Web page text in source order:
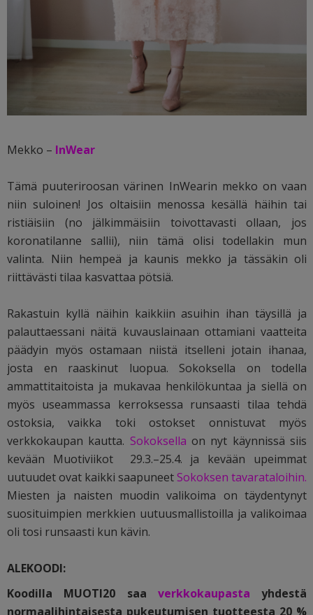
Mekko – InWear
Tämä puuteriroosan värinen InWearin mekko on vaan
niin suloinen! Jos oltaisiin menossa kesällä häihin tai
ristiäisiin (no jälkimmäisiin toivottavasti ollaan, jos
koronatilanne sallii), niin tämä olisi todellakin mun
valinta. Niin hempeä ja kaunis mekko ja tässäkin oli
riittävästi tilaa kasvattaa pötsiä.
Rakastuin kyllä näihin kaikkiin asuihin ihan täysillä ja
palauttaessani näitä kuvauslainaan ottamiani vaatteita
päädyin myös ostamaan niistä itselleni jotain ihanaa,
josta en raaskinut luopua. Sokoksella on todella
ammattitaitoista ja mukavaa henkilökuntaa ja siellä on
myös useammassa kerroksessa runsaasti tilaa tehdä
ostoksia, vaikka toki ostokset onnistuvat myös
verkkokaupan kautta. Sokoksella on nyt käynnissä siis
kevään Muotiviikot 29.3.–25.4. ja kevään upeimmat
uutuudet ovat kaikki saapuneetSokoksen tavarataloihin.
Miesten ja naisten muodin valikoima on täydentynyt
suosituimpien merkkien uutuusmallistoilla ja valikoimaa
oli tosi runsaasti kun kävin.
ALEKOODI:
Koodilla MUOTI20 saa verkkokaupasta yhdestä
normaalihintaisesta pukeutumisen tuotteesta 20 %